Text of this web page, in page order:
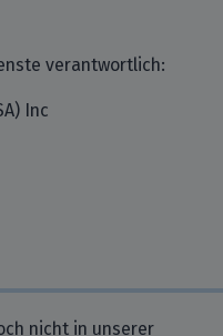
verantwortlich:
Inc
nicht in unserer